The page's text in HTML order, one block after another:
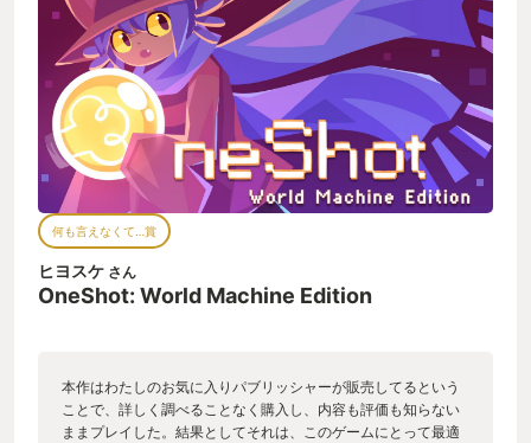
何も言えなくて…賞
ヒヨスケ さん
OneShot: World Machine Edition
本作はわたしのお気に入りパブリッシャーが販売してるという
ことで、詳しく調べることなく購入し、内容も評価も知らない
ままプレイした。結果としてそれは、このゲームにとって最適